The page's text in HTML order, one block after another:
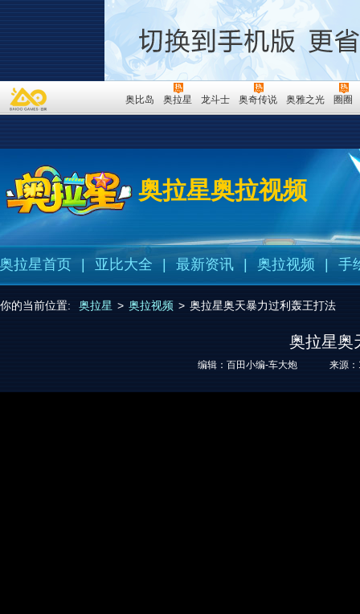
奥比岛 奥拉星 龙斗士 奥奇传说 奥雅之光 圈圈
奥拉星奥拉视频
奥拉星首页 亚比大全 最新资讯 奥拉视频 手
你的当前位置: 奥拉星 > 奥拉视频 > 奥拉星奥天暴力过利轰王打法
奥拉星奥
编辑：百田小编-车大炮 来源：